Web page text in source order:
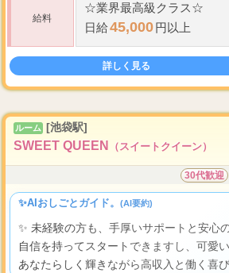
給料
☆業界最高級クラス☆
日給45,000円以上
詳しく見る
ルーム [池袋駅]
SWEET QUEEN （スイートクイーン）
30代歓迎
✨AIおしごとガイド。 (AI要約)
✨ 未経験の方も、手厚いサポートと安心
自信を持ってスタートできますし、可愛
あなたらしく輝きながら高収入と働く喜